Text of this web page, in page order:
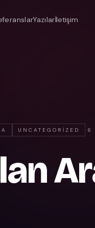
Yazılarİletişim
UNCATEGORIZED · 6